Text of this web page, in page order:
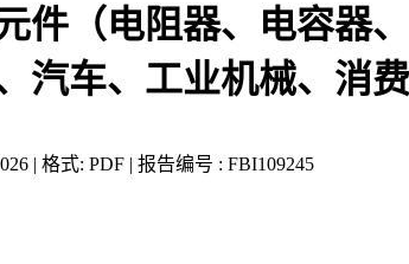
件（电阻器、电容器
汽车、工业机械、消
| 格式: PDF | 报告编号 : FBI109245